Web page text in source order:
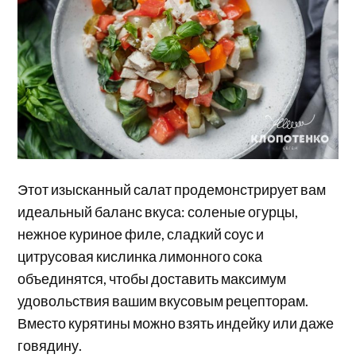
Этот изысканный салат продемонстрирует вам
идеальный баланс вкуса: соленые огурцы,
нежное куриное филе, сладкий соус и
цитрусовая кислинка лимонного сока
объединятся, чтобы доставить максимум
удовольствия вашим вкусовым рецепторам.
Вместо курятины можно взять индейку или даже
говядину.